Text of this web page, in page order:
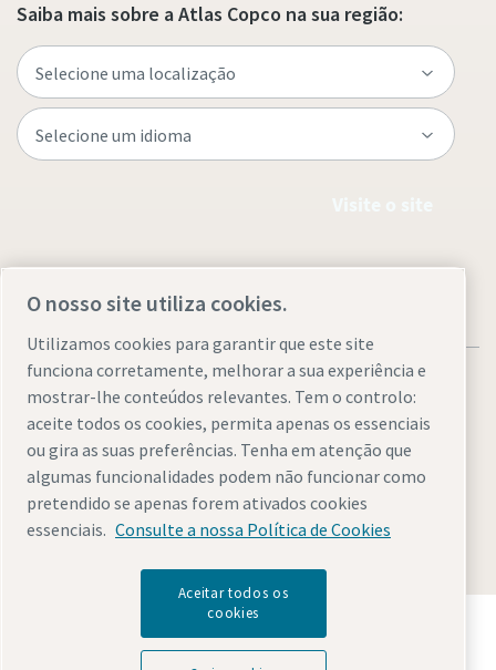
Saiba mais sobre a Atlas Copco na sua região:
Avisos legais e de privacidadeGerir cookiesAcessibilidade
Mapa do site
© 2026 Atlas Copco AB
Descubra como o Atlas Copco Group permite uma
tecnologia que transforma o futuro.
O nosso site utiliza cookies.
Utilizamos cookies para garantir que este site
funciona corretamente, melhorar a sua experiência e
mostrar-lhe conteúdos relevantes. Tem o controlo:
aceite todos os cookies, permita apenas os essenciais
ou gira as suas preferências. Tenha em atenção que
algumas funcionalidades podem não funcionar como
pretendido se apenas forem ativados cookies
essenciais. Consulte a nossa Política de Cookies
Aceitar todos os
cookies